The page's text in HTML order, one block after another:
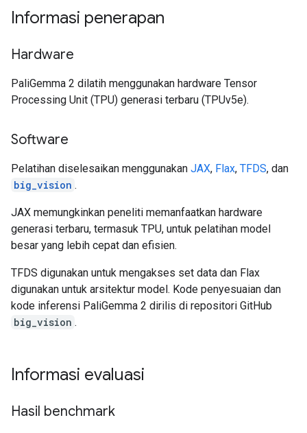
Informasi penerapan
Hardware
PaliGemma 2 dilatih menggunakan hardware Tensor
Processing Unit (TPU) generasi terbaru (TPUv5e).
Software
Pelatihan diselesaikan menggunakan JAX, Flax, TFDS, dan
big_vision .
JAX memungkinkan peneliti memanfaatkan hardware
generasi terbaru, termasuk TPU, untuk pelatihan model
besar yang lebih cepat dan efisien.
TFDS digunakan untuk mengakses set data dan Flax
digunakan untuk arsitektur model. Kode penyesuaian dan
kode inferensi PaliGemma 2 dirilis di repositori GitHub
big_vision .
Informasi evaluasi
Hasil benchmark